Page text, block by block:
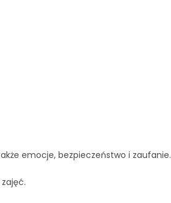
emocje, bezpieczeństwo i zaufanie.